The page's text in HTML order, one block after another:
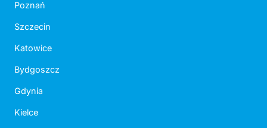
Poznań
Szczecin
Katowice
Bydgoszcz
Gdynia
Kielce